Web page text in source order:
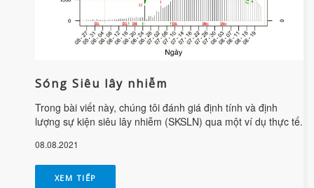
Sóng Siêu lây nhiễm
Trong bài viết này, chúng tôi đánh giá định tính và định
lượng sự kiện siêu lây nhiễm (SKSLN) qua một ví dụ thực tế.
08.08.2021
XEM TIẾP